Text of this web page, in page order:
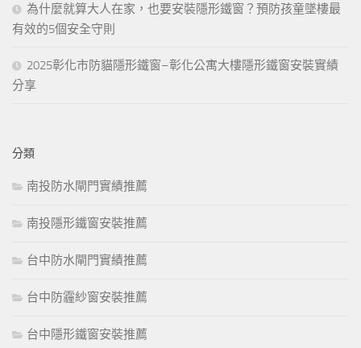
為什麼就算大人在家，也要安裝隱形鐵窗？預防孩童墜樓最
有效的5個安全守則
2025彰化市防貓隱形鐵窗–彰化公寓大樓隱形鐵窗安裝實績
分享
分類
南投防水閘門實績推薦
南投隱形鐵窗安裝推薦
台中防水閘門實績推薦
台中防霾紗窗安裝推薦
台中隱形鐵窗安裝推薦